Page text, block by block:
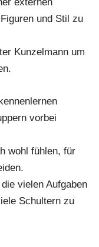
und Stil zu
Kunzelmann um
vorbei
wohl fühlen, für
die vielen Aufgaben
Schultern zu